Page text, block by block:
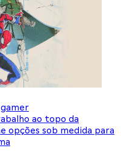
ao topo da
opções sob medida para